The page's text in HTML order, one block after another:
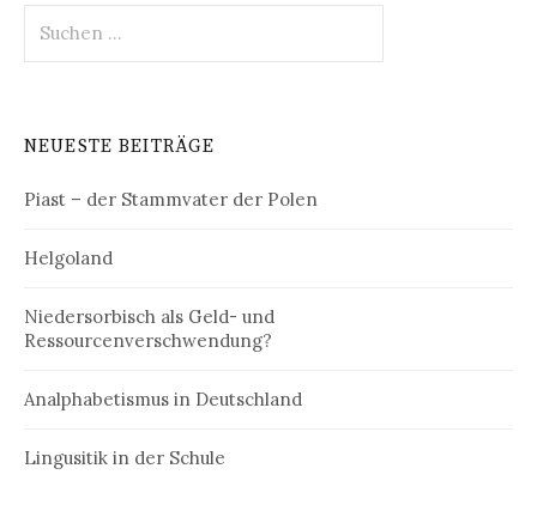
nach:
NEUESTE BEITRÄGE
Piast – der Stammvater der Polen
Helgoland
Niedersorbisch als Geld- und
Ressourcenverschwendung?
Analphabetismus in Deutschland
Lingusitik in der Schule